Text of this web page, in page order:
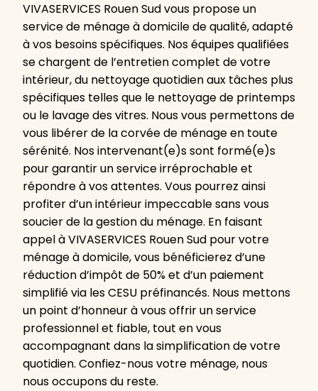
VIVASERVICES Rouen Sud vous propose un
service de ménage à domicile de qualité, adapté
à vos besoins spécifiques. Nos équipes qualifiées
se chargent de l’entretien complet de votre
intérieur, du nettoyage quotidien aux tâches plus
spécifiques telles que le nettoyage de printemps
ou le lavage des vitres. Nous vous permettons de
vous libérer de la corvée de ménage en toute
sérénité. Nos intervenant(e)s sont formé(e)s
pour garantir un service irréprochable et
répondre à vos attentes. Vous pourrez ainsi
profiter d’un intérieur impeccable sans vous
soucier de la gestion du ménage. En faisant
appel à VIVASERVICES Rouen Sud pour votre
ménage à domicile, vous bénéficierez d’une
réduction d’impôt de 50% et d’un paiement
simplifié via les CESU préfinancés. Nous mettons
un point d’honneur à vous offrir un service
professionnel et fiable, tout en vous
accompagnant dans la simplification de votre
quotidien. Confiez-nous votre ménage, nous
nous occupons du reste.